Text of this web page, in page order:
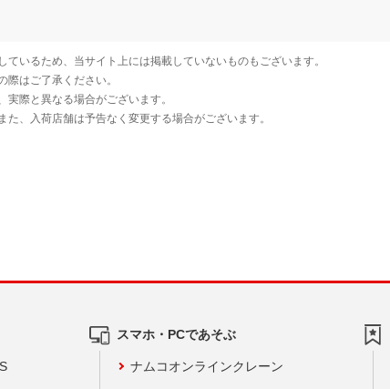
スマホ・PCであそぶ
ナムコオンラインクレーン